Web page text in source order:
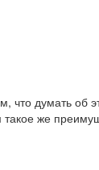
что думать об
же